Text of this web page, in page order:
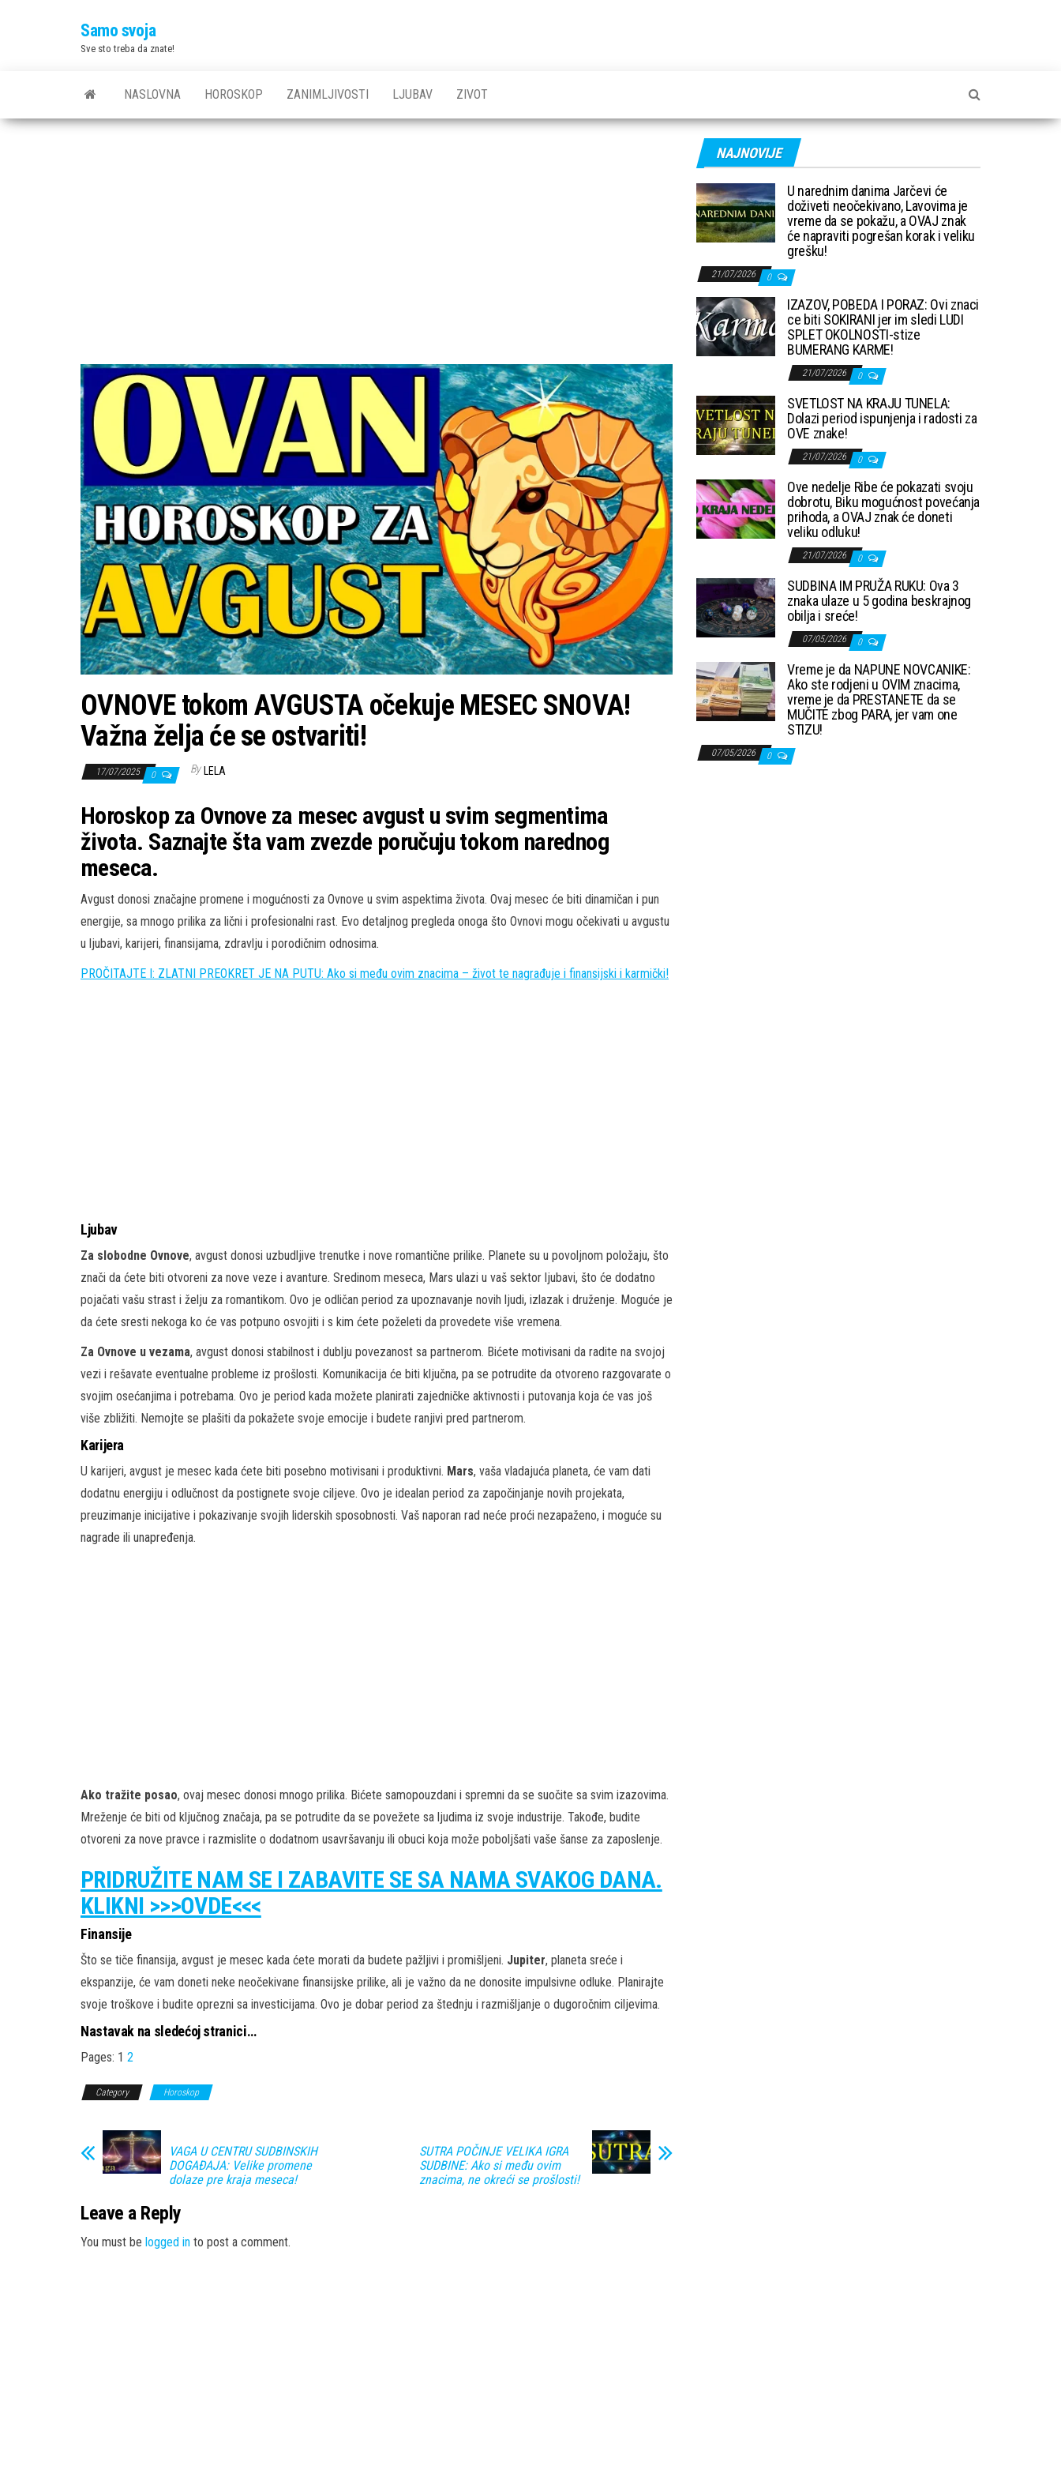
Samo svoja
Sve sto treba da znate!
NASLOVNA HOROSKOP ZANIMLJIVOSTI LJUBAV ZIVOT
OVNOVE tokom AVGUSTA očekuje MESEC SNOVA!
Važna želja će se ostvariti!
17/07/2025 0 By LELA
Horoskop za Ovnove za mesec avgust u svim segmentima
života. Saznajte šta vam zvezde poručuju tokom narednog
meseca.
Avgust donosi značajne promene i mogućnosti za Ovnove u svim aspektima života. Ovaj mesec će biti dinamičan i pun
energije, sa mnogo prilika za lični i profesionalni rast. Evo detaljnog pregleda onoga što Ovnovi mogu očekivati u avgustu
u ljubavi, karijeri, finansijama, zdravlju i porodičnim odnosima.
PROČITAJTE I: ZLATNI PREOKRET JE NA PUTU: Ako si među ovim znacima – život te nagrađuje i finansijski i karmički!
Ljubav
Za slobodne Ovnove, avgust donosi uzbudljive trenutke i nove romantične prilike. Planete su u povoljnom položaju, što
znači da ćete biti otvoreni za nove veze i avanture. Sredinom meseca, Mars ulazi u vaš sektor ljubavi, što će dodatno
pojačati vašu strast i želju za romantikom. Ovo je odličan period za upoznavanje novih ljudi, izlazak i druženje. Moguće je
da ćete sresti nekoga ko će vas potpuno osvojiti i s kim ćete poželeti da provedete više vremena.
Za Ovnove u vezama, avgust donosi stabilnost i dublju povezanost sa partnerom. Bićete motivisani da radite na svojoj
vezi i rešavate eventualne probleme iz prošlosti. Komunikacija će biti ključna, pa se potrudite da otvoreno razgovarate o
svojim osećanjima i potrebama. Ovo je period kada možete planirati zajedničke aktivnosti i putovanja koja će vas još
više zbližiti. Nemojte se plašiti da pokažete svoje emocije i budete ranjivi pred partnerom.
Karijera
U karijeri, avgust je mesec kada ćete biti posebno motivisani i produktivni. Mars, vaša vladajuća planeta, će vam dati
dodatnu energiju i odlučnost da postignete svoje ciljeve. Ovo je idealan period za započinjanje novih projekata,
preuzimanje inicijative i pokazivanje svojih liderskih sposobnosti. Vaš naporan rad neće proći nezapaženo, i moguće su
nagrade ili unapređenja.
Ako tražite posao, ovaj mesec donosi mnogo prilika. Bićete samopouzdani i spremni da se suočite sa svim izazovima.
Mreženje će biti od ključnog značaja, pa se potrudite da se povežete sa ljudima iz svoje industrije. Takođe, budite
otvoreni za nove pravce i razmislite o dodatnom usavršavanju ili obuci koja može poboljšati vaše šanse za zaposlenje.
PRIDRUŽITE NAM SE I ZABAVITE SE SA NAMA SVAKOG DANA.
KLIKNI >>>OVDE<<<
Finansije
Što se tiče finansija, avgust je mesec kada ćete morati da budete pažljivi i promišljeni. Jupiter, planeta sreće i
ekspanzije, će vam doneti neke neočekivane finansijske prilike, ali je važno da ne donosite impulsivne odluke. Planirajte
svoje troškove i budite oprezni sa investicijama. Ovo je dobar period za štednju i razmišljanje o dugoročnim ciljevima.
Nastavak na sledećoj stranici…
Pages: 1 2
Category Horoskop
VAGA U CENTRU SUDBINSKIH
DOGAĐAJA: Velike promene
dolaze pre kraja meseca!
SUTRA POČINJE VELIKA IGRA
SUDBINE: Ako si među ovim
znacima, ne okreći se prošlosti!
Leave a Reply
You must be logged in to post a comment.
NAJNOVIJE
U narednim danima Jarčevi će
doživeti neočekivano, Lavovima je
vreme da se pokažu, a OVAJ znak
će napraviti pogrešan korak i veliku
grešku!
21/07/2026 0
IZAZOV, POBEDA I PORAZ: Ovi znaci
ce biti SOKIRANI jer im sledi LUDI
SPLET OKOLNOSTI-stize
BUMERANG KARME!
21/07/2026 0
SVETLOST NA KRAJU TUNELA:
Dolazi period ispunjenja i radosti za
OVE znake!
21/07/2026 0
Ove nedelje Ribe će pokazati svoju
dobrotu, Biku mogućnost povećanja
prihoda, a OVAJ znak će doneti
veliku odluku!
21/07/2026 0
SUDBINA IM PRUŽA RUKU: Ova 3
znaka ulaze u 5 godina beskrajnog
obilja i sreće!
07/05/2026 0
Vreme je da NAPUNE NOVCANIKE:
Ako ste rodjeni u OVIM znacima,
vreme je da PRESTANETE da se
MUČITE zbog PARA, jer vam one
STIZU!
07/05/2026 0